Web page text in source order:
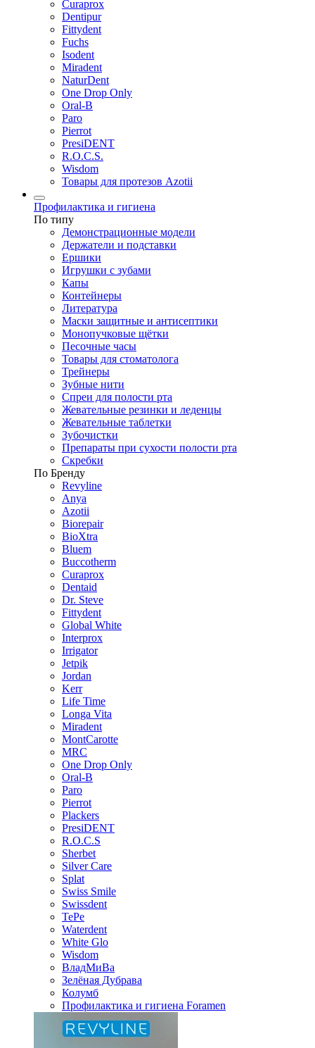
Curaprox
Dentipur
Fittydent
Fuchs
Isodent
Miradent
NaturDent
One Drop Only
Oral-B
Paro
Pierrot
PresiDENT
R.O.C.S.
Wisdom
Товары для протезов Azotii
Профилактика и гигиена
По типу
Демонстрационные модели
Держатели и подставки
Ершики
Игрушки с зубами
Капы
Контейнеры
Литература
Маски защитные и антисептики
Монопучковые щётки
Песочные часы
Товары для стоматолога
Трейнеры
Зубные нити
Спреи для полости рта
Жевательные резинки и леденцы
Жевательные таблетки
Зубочистки
Препараты при сухости полости рта
Скребки
По Бренду
Revyline
Anya
Azotii
Biorepair
BioXtra
Bluem
Buccotherm
Curaprox
Dentaid
Dr. Steve
Fittydent
Global White
Interprox
Irrigator
Jetpik
Jordan
Kerr
Life Time
Longa Vita
Miradent
MontCarotte
MRC
One Drop Only
Oral-B
Paro
Pierrot
Plackers
PresiDENT
R.O.C.S
Sherbet
Silver Care
Splat
Swiss Smile
Swissdent
TePe
Waterdent
White Glo
Wisdom
ВладМиВа
Зелёная Дубрава
Колумб
Профилактика и гигиена Foramen